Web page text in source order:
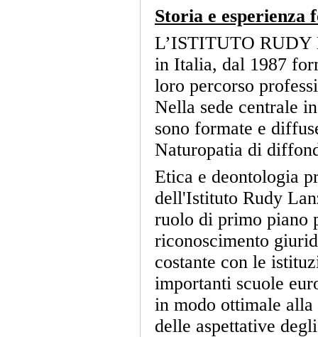
Storia e esperienza
L’ISTITUTO RUDY
in Italia, dal 1987
loro percorso
Nella sede centrale
sono formate e
Naturopatia di
Etica e deontologia
dell'Istituto Rudy
ruolo di primo piano
riconoscimento
costante con le
importanti scuole
in modo ottimale alla
delle aspettative